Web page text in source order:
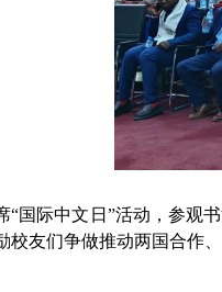
“国际中文日”活动，参观
校友们争做推动两国合作